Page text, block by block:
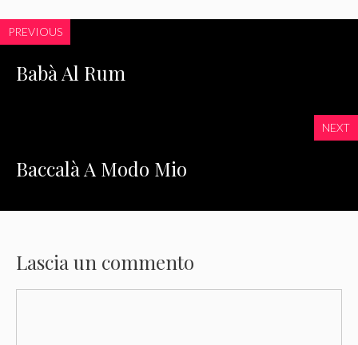
PREVIOUS
Babà Al Rum
NEXT
Baccalà A Modo Mio
Lascia un commento